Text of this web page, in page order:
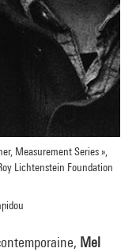
Measurement Series »,
Lichtenstein Foundation
Mel